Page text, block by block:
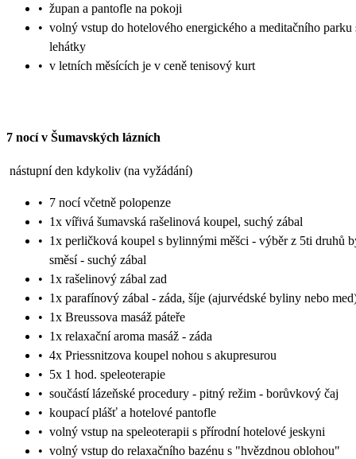
• župan a pantofle na pokoji
• volný vstup do hotelového energického a meditačního parku
lehátky
• v letních měsících je v ceně tenisový kurt
7 nocí v Šumavských lázních
nástupní den kdykoliv (na vyžádání)
• 7 nocí včetně polopenze
• 1x vířivá šumavská rašelinová koupel, suchý zábal
• 1x perličková koupel s bylinnými měšci - výběr z 5ti druhů
směsí - suchý zábal
• 1x rašelinový zábal zad
• 1x parafínový zábal - záda, šíje (ajurvédské byliny nebo
• 1x Breussova masáž páteře
• 1x relaxační aroma masáž - záda
• 4x Priessnitzova koupel nohou s akupresurou
• 5x 1 hod. speleoterapie
• součástí lázeňské procedury - pitný režim - borůvkový čaj
• koupací plášť a hotelové pantofle
• volný vstup na speleoterapii s přírodní hotelové jeskyni
• volný vstup do relaxačního bazénu s "hvězdnou oblohou"